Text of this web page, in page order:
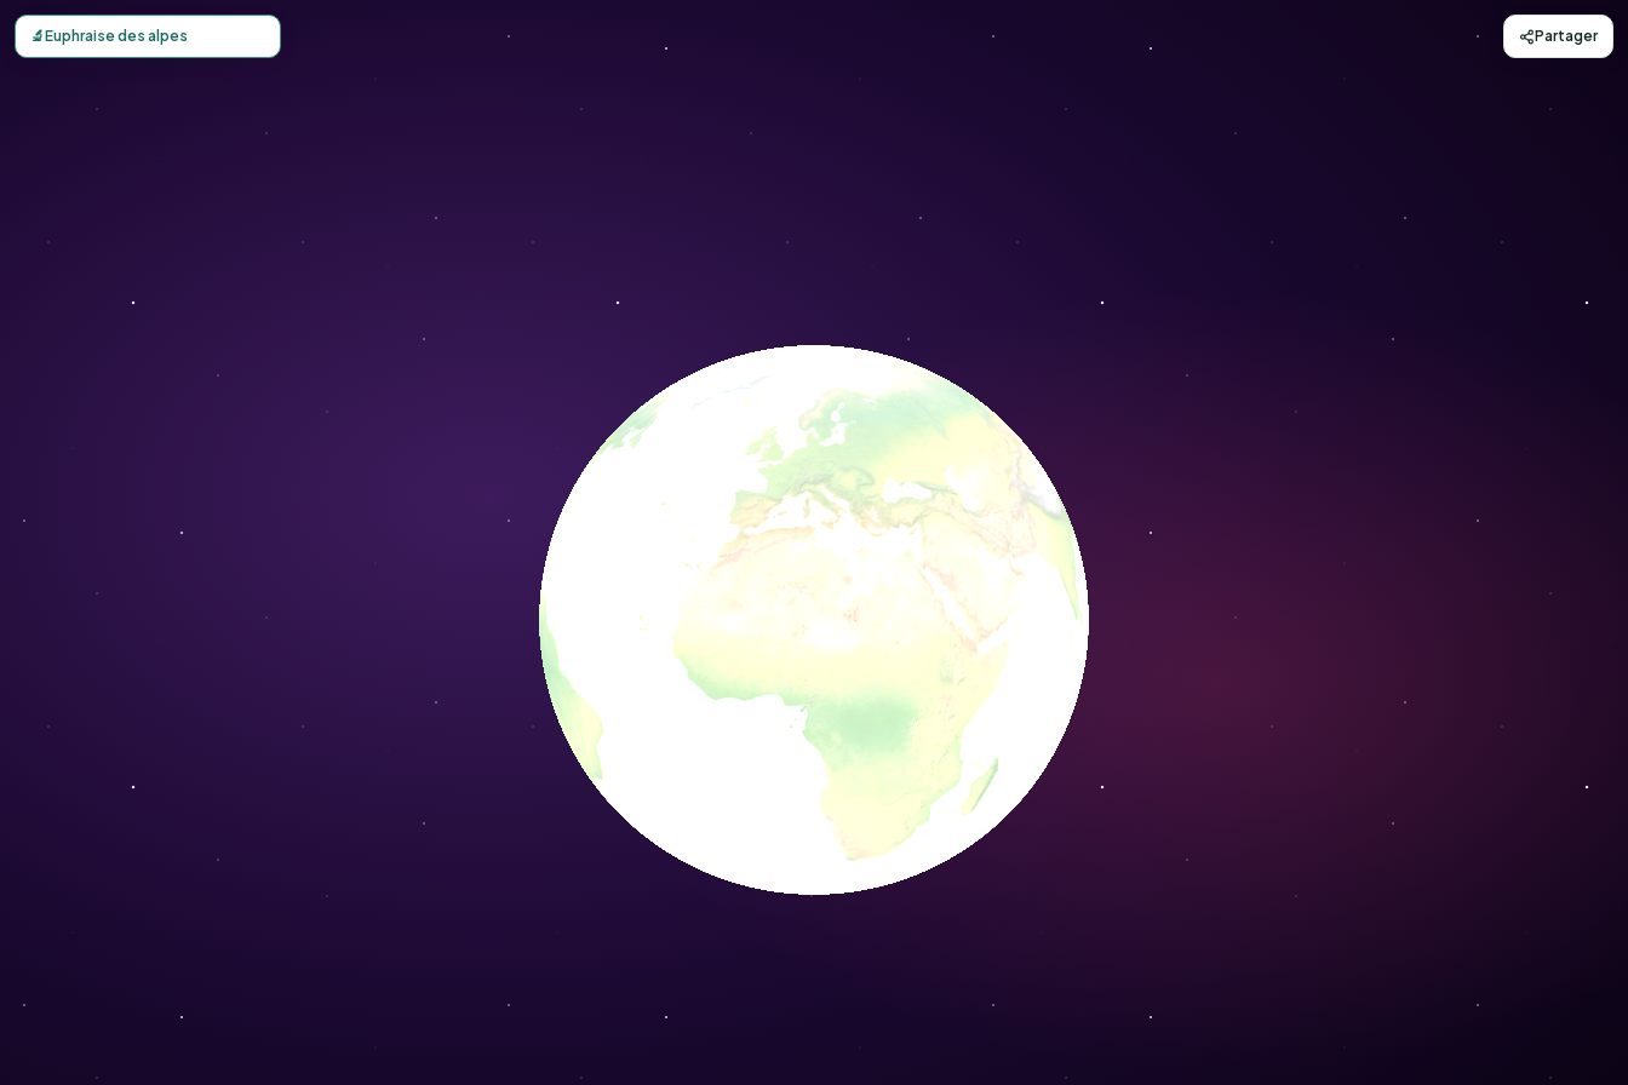
Carte d'observation du Euphraise des alpes (Euphrasia alpina) - Conservation Nature
🔬Euphraise des alpes Partager